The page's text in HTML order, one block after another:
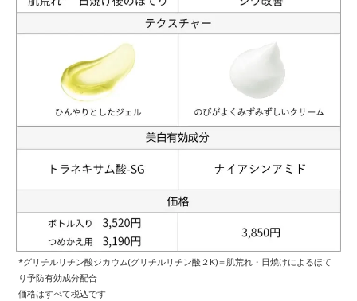
*グリチルリチン酸ジカウム(グリチルリチン酸２K)＝肌荒れ・日焼けによるほて
り予防有効成分配合
価格はすべて税込です